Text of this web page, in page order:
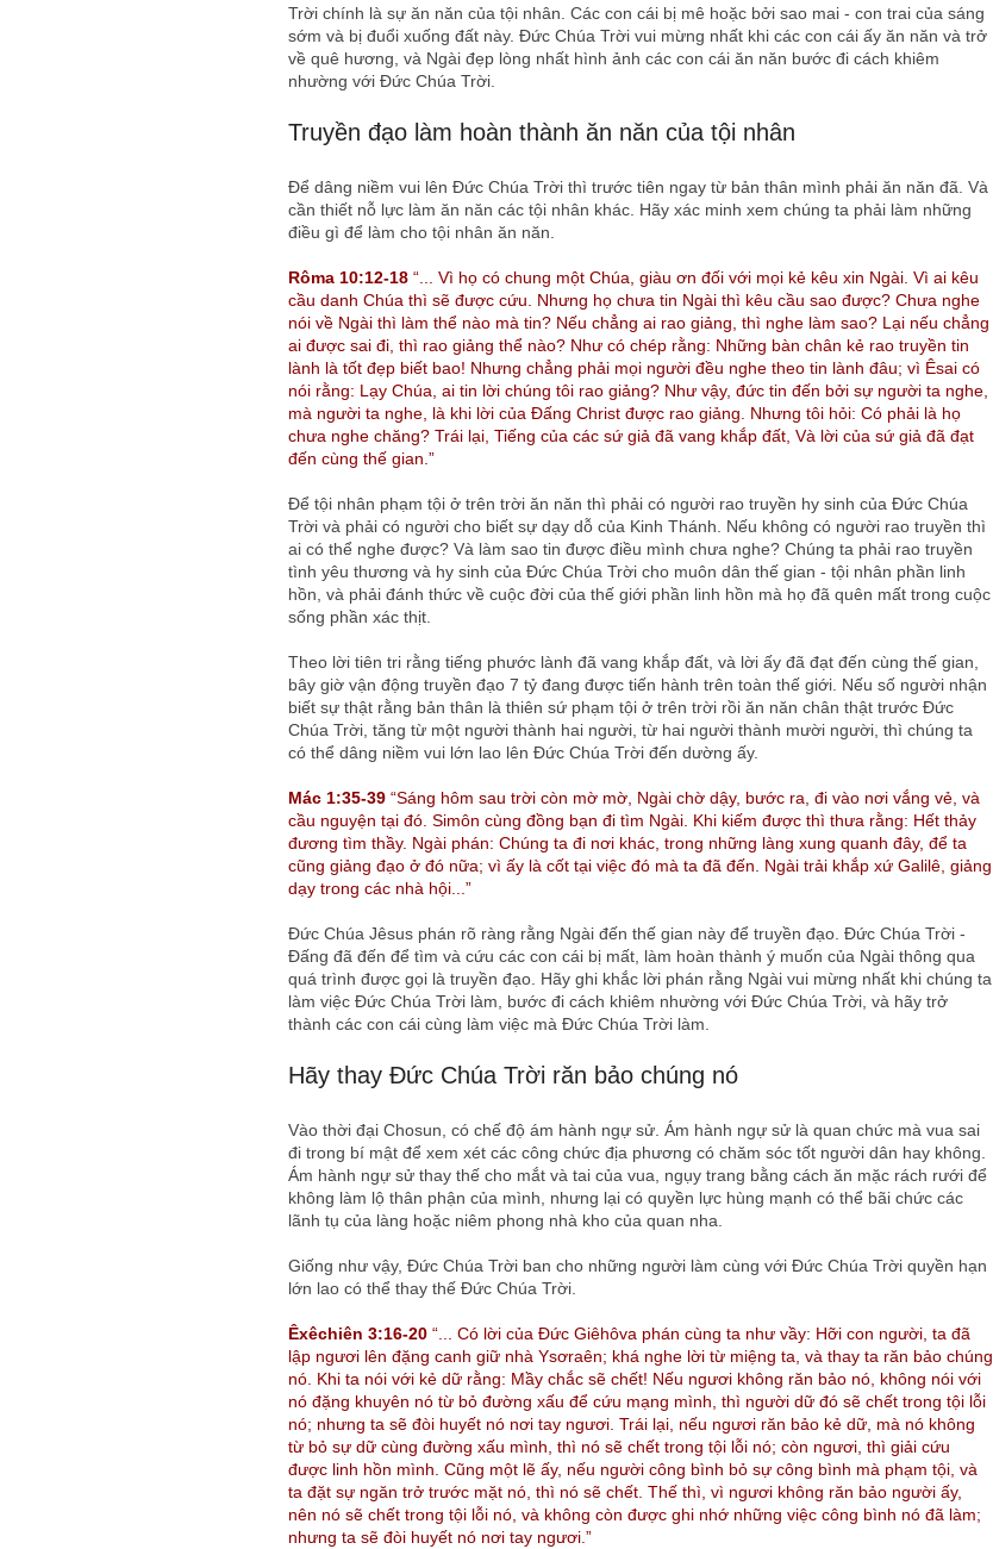
Trời chính là sự ăn năn của tội nhân. Các con cái bị mê hoặc bởi sao mai - con trai của sáng
sớm và bị đuổi xuống đất này. Đức Chúa Trời vui mừng nhất khi các con cái ấy ăn năn và trở
về quê hương, và Ngài đẹp lòng nhất hình ảnh các con cái ăn năn bước đi cách khiêm
nhường với Ðức Chúa Trời.
Truyền đạo làm hoàn thành ăn năn của tội nhân
Để dâng niềm vui lên Đức Chúa Trời thì trước tiên ngay từ bản thân mình phải ăn năn đã. Và
cần thiết nỗ lực làm ăn năn các tội nhân khác. Hãy xác minh xem chúng ta phải làm những
điều gì để làm cho tội nhân ăn năn.
Rôma 10:12-18 “... Vì họ có chung một Chúa, giàu ơn đối với mọi kẻ kêu xin Ngài. Vì ai kêu
cầu danh Chúa thì sẽ được cứu. Nhưng họ chưa tin Ngài thì kêu cầu sao được? Chưa nghe
nói về Ngài thì làm thể nào mà tin? Nếu chẳng ai rao giảng, thì nghe làm sao? Lại nếu chẳng
ai được sai đi, thì rao giảng thể nào? Như có chép rằng: Những bàn chân kẻ rao truyền tin
lành là tốt đẹp biết bao! Nhưng chẳng phải mọi người đều nghe theo tin lành đâu; vì Êsai có
nói rằng: Lạy Chúa, ai tin lời chúng tôi rao giảng? Như vậy, đức tin đến bởi sự người ta nghe,
mà người ta nghe, là khi lời của Ðấng Christ được rao giảng. Nhưng tôi hỏi: Có phải là họ
chưa nghe chăng? Trái lại, Tiếng của các sứ giả đã vang khắp đất, Và lời của sứ giả đã đạt
đến cùng thế gian.”
Để tội nhân phạm tội ở trên trời ăn năn thì phải có người rao truyền hy sinh của Đức Chúa
Trời và phải có người cho biết sự dạy dỗ của Kinh Thánh. Nếu không có người rao truyền thì
ai có thể nghe được? Và làm sao tin được điều mình chưa nghe? Chúng ta phải rao truyền
tình yêu thương và hy sinh của Đức Chúa Trời cho muôn dân thế gian - tội nhân phần linh
hồn, và phải đánh thức về cuộc đời của thế giới phần linh hồn mà họ đã quên mất trong cuộc
sống phần xác thịt.
Theo lời tiên tri rằng tiếng phước lành đã vang khắp đất, và lời ấy đã đạt đến cùng thế gian,
bây giờ vận động truyền đạo 7 tỷ đang được tiến hành trên toàn thế giới. Nếu số người nhận
biết sự thật rằng bản thân là thiên sứ phạm tội ở trên trời rồi ăn năn chân thật trước Đức
Chúa Trời, tăng từ một người thành hai người, từ hai người thành mười người, thì chúng ta
có thể dâng niềm vui lớn lao lên Đức Chúa Trời đến dường ấy.
Mác 1:35-39 “Sáng hôm sau trời còn mờ mờ, Ngài chờ dậy, bước ra, đi vào nơi vắng vẻ, và
cầu nguyện tại đó. Simôn cùng đồng bạn đi tìm Ngài. Khi kiếm được thì thưa rằng: Hết thảy
đương tìm thầy. Ngài phán: Chúng ta đi nơi khác, trong những làng xung quanh đây, để ta
cũng giảng đạo ở đó nữa; vì ấy là cốt tại việc đó mà ta đã đến. Ngài trải khắp xứ Galilê, giảng
dạy trong các nhà hội...”
Đức Chúa Jêsus phán rõ ràng rằng Ngài đến thế gian này để truyền đạo. Đức Chúa Trời -
Đấng đã đến để tìm và cứu các con cái bị mất, làm hoàn thành ý muốn của Ngài thông qua
quá trình được gọi là truyền đạo. Hãy ghi khắc lời phán rằng Ngài vui mừng nhất khi chúng ta
làm việc Đức Chúa Trời làm, bước đi cách khiêm nhường với Ðức Chúa Trời, và hãy trở
thành các con cái cùng làm việc mà Đức Chúa Trời làm.
Hãy thay Đức Chúa Trời răn bảo chúng nó
Vào thời đại Chosun, có chế độ ám hành ngự sử. Ám hành ngự sử là quan chức mà vua sai
đi trong bí mật để xem xét các công chức địa phương có chăm sóc tốt người dân hay không.
Ám hành ngự sử thay thế cho mắt và tai của vua, ngụy trang bằng cách ăn mặc rách rưới để
không làm lộ thân phận của mình, nhưng lại có quyền lực hùng mạnh có thể bãi chức các
lãnh tụ của làng hoặc niêm phong nhà kho của quan nha.
Giống như vậy, Đức Chúa Trời ban cho những người làm cùng với Đức Chúa Trời quyền hạn
lớn lao có thể thay thế Đức Chúa Trời.
Êxêchiên 3:16-20 “... Có lời của Ðức Giêhôva phán cùng ta như vầy: Hỡi con người, ta đã
lập ngươi lên đặng canh giữ nhà Ysơraên; khá nghe lời từ miệng ta, và thay ta răn bảo chúng
nó. Khi ta nói với kẻ dữ rằng: Mầy chắc sẽ chết! Nếu ngươi không răn bảo nó, không nói với
nó đặng khuyên nó từ bỏ đường xấu để cứu mạng mình, thì người dữ đó sẽ chết trong tội lỗi
nó; nhưng ta sẽ đòi huyết nó nơi tay ngươi. Trái lại, nếu ngươi răn bảo kẻ dữ, mà nó không
từ bỏ sự dữ cùng đường xấu mình, thì nó sẽ chết trong tội lỗi nó; còn ngươi, thì giải cứu
được linh hồn mình. Cũng một lẽ ấy, nếu người công bình bỏ sự công bình mà phạm tội, và
ta đặt sự ngăn trở trước mặt nó, thì nó sẽ chết. Thế thì, vì ngươi không răn bảo người ấy,
nên nó sẽ chết trong tội lỗi nó, và không còn được ghi nhớ những việc công bình nó đã làm;
nhưng ta sẽ đòi huyết nó nơi tay ngươi.”